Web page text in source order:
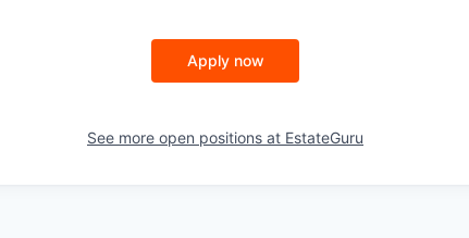
Apply now
See more open positions at EstateGuru